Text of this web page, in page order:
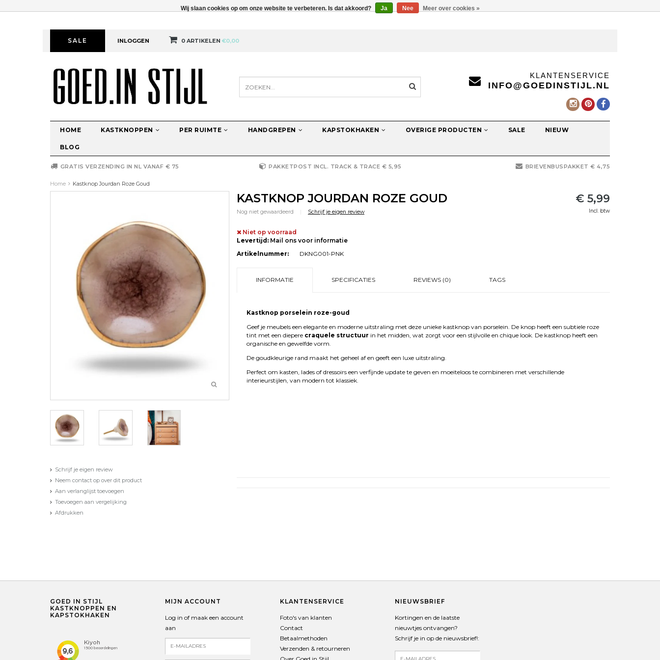
SALE INLOGGEN 0 ARTIKELEN €0,00
KLANTENSERVICE
INFO@GOEDINSTIJL.NL
HOME KASTKNOPPEN PER RUIMTE HANDGREPEN KAPSTOKHAKEN OVERIGE PRODUCTEN SALE NIEUW
BLOG
GRATIS VERZENDING IN NL VANAF € 75 PAKKETPOST INCL. TRACK & TRACE € 5,95 BRIEVENBUSPAKKET € 4,75
Home Kastknop Jourdan Roze Goud
Schrijf je eigen review
Neem contact op over dit product
Aan verlanglijst toevoegen
Toevoegen aan vergelijking
Afdrukken
KASTKNOP JOURDAN ROZE GOUD
Nog niet gewaardeerd | Schrijf je eigen review
€ 5,99
Incl. btw
Niet op voorraad
Levertijd: Mail ons voor informatie
Artikelnummer:
DKNG001-PNK
INFORMATIE SPECIFICATIES REVIEWS (0) TAGS
Kastknop porselein roze-goud
Geef je meubels een elegante en moderne uitstraling met deze unieke kastknop van porselein. De knop heeft een subtiele roze
tint met een diepere craquele structuur in het midden, wat zorgt voor een stijlvolle en chique look. De kastknop heeft een
organische en gewelfde vorm.
De goudkleurige rand maakt het geheel af en geeft een luxe uitstraling.
Perfect om kasten, lades of dressoirs een verfijnde update te geven en moeiteloos te combineren met verschillende
interieurstijlen, van modern tot klassiek.
GOED IN STIJL
KASTKNOPPEN EN
KAPSTOKHAKEN
MIJN ACCOUNT
Log in of maak een account
aan
KLANTENSERVICE
Foto's van klanten
Contact
Betaalmethoden
Verzenden & retourneren
NIEUWSBRIEF
Kortingen en de laatste
nieuwtjes ontvangen?
Schrijf je in op de nieuwsbrief!:
Wij slaan cookies op om onze website te verbeteren. Is dat akkoord? Ja Nee Meer over cookies »